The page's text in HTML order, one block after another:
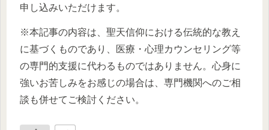
申し込みいただけます。
※本記事の内容は、聖天信仰における伝統的な教え
に基づくものであり、医療・心理カウンセリング等
の専門的支援に代わるものではありません。心身に
強いお苦しみをお感じの場合は、専門機関へのご相
談も併せてご検討ください。